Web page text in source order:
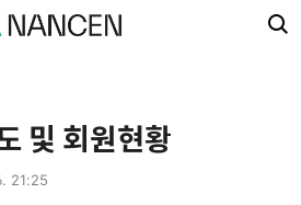
및 회원현황
21:25